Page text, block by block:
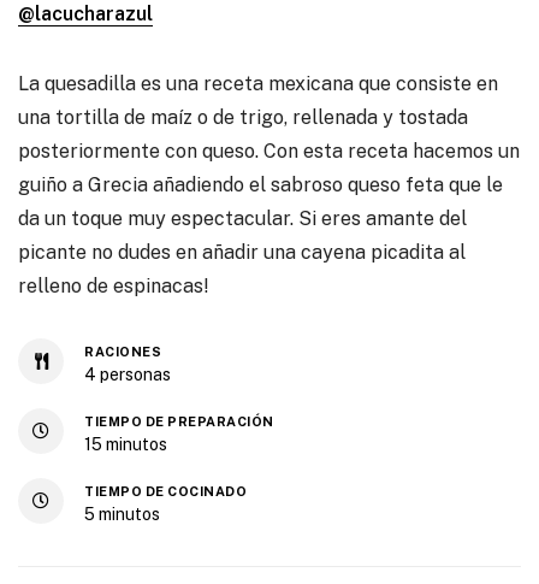
@lacucharazul
La quesadilla es una receta mexicana que consiste en
una tortilla de maíz o de trigo, rellenada y tostada
posteriormente con queso. Con esta receta hacemos un
guiño a Grecia añadiendo el sabroso queso feta que le
da un toque muy espectacular. Si eres amante del
picante no dudes en añadir una cayena picadita al
relleno de espinacas!
RACIONES
4 personas
TIEMPO DE PREPARACIÓN
15 minutos
TIEMPO DE COCINADO
5 minutos